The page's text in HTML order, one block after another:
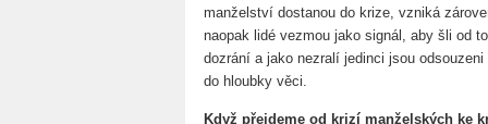
manželství dostanou do krize, vzniká
naopak lidé vezmou jako signál, aby šli od
dozrání a jako nezralí jedinci jsou
do hloubky věci.
Když přejdeme od krizí manželských ke